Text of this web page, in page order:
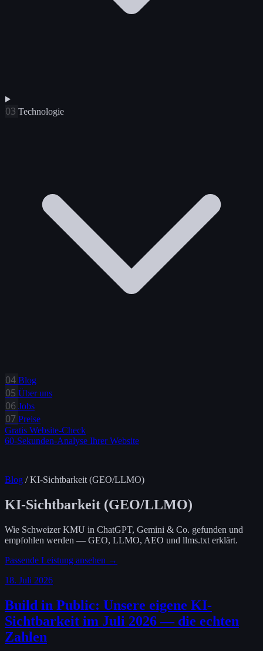
03 Technologie
04 Blog
05 Über uns
06 Jobs
07 Preise
Gratis Website-Check
60-Sekunden-Analyse Ihrer Website
Blog / KI-Sichtbarkeit (GEO/LLMO)
KI-Sichtbarkeit (GEO/LLMO)
Wie Schweizer KMU in ChatGPT, Gemini & Co. gefunden und
empfohlen werden — GEO, LLMO, AEO und llms.txt erklärt.
Passende Leistung ansehen →
18. Juli 2026
Build in Public: Unsere eigene KI-
Sichtbarkeit im Juli 2026 — die echten
Zahlen